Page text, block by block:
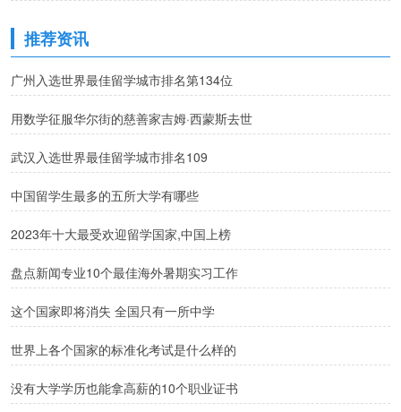
推荐资讯
广州入选世界最佳留学城市排名第134位
用数学征服华尔街的慈善家吉姆·西蒙斯去世
武汉入选世界最佳留学城市排名109
中国留学生最多的五所大学有哪些
2023年十大最受欢迎留学国家,中国上榜
盘点新闻专业10个最佳海外暑期实习工作
这个国家即将消失 全国只有一所中学
世界上各个国家的标准化考试是什么样的
没有大学学历也能拿高薪的10个职业证书